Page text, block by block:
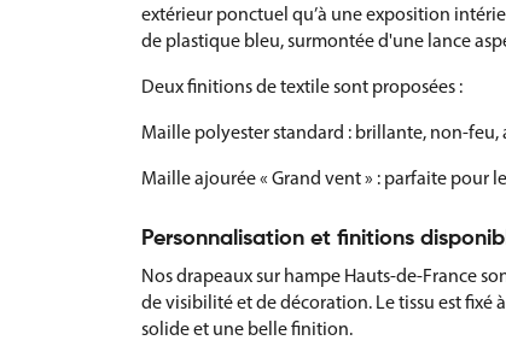
extérieur ponctuel qu’à une exposition
de plastique bleu, surmontée d'une lance
Deux finitions de textile sont proposées :
Maille polyester standard : brillante, non-feu,
Maille ajourée « Grand vent » : parfaite pour
Personnalisation et finitions
Nos drapeaux sur hampe Hauts-de-France
de visibilité et de décoration. Le tissu est fixé
solide et une belle finition.